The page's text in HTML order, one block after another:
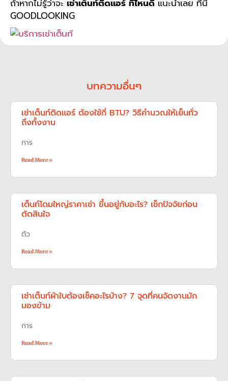
ถ้าหากไม่รู้ว่าจะ เช่าเต็นท์ติดแอร์ ที่ไหนดี แนะนำเลย ที่นี่
GOODLOOKING
บทความอื่นๆ
เช่าเต็นท์ติดแอร์ ต้องใช้กี่ BTU? วิธีคำนวณให้เย็นทั่ว
ถึงทั้งงาน
การ
Read More »
เต็นท์โดมใหญ่ราคาเช่า ขึ้นอยู่กับอะไร? เช็กปัจจัยก่อน
ตัดสินใจ
ตัว
Read More »
เช่าเต็นท์ผ้าใบต้องเช็คอะไรบ้าง? 7 จุดที่คนจัดงานมัก
มองข้าม
การ
Read More »